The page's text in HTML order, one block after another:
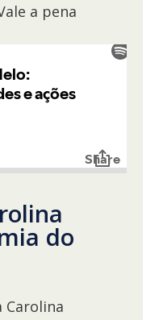
a pena
do
Carolina